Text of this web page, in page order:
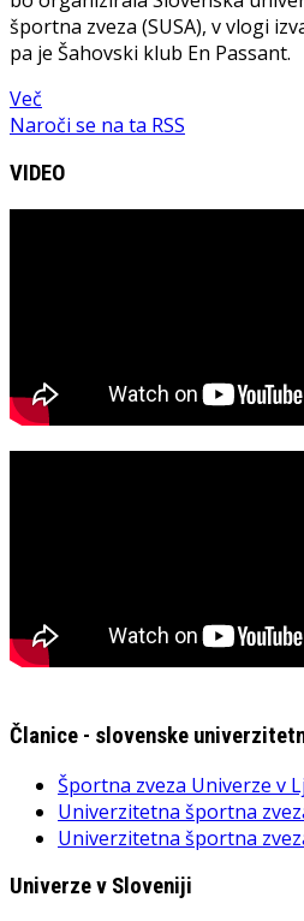
športna zveza (SUSA), v vlogi
pa je Šahovski klub En Passant.
Več
Naroči se na ta RSS
VIDEO
Članice - slovenske
Športna zveza Univerze v
Univerzitetna športna
Univerzitetna športna
Univerze v Sloveniji